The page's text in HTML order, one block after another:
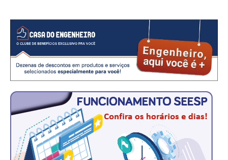
APRESENTAÇÃO
EMPREGO E ESTÁGIO
AUTÔNOMOS E SERVIÇOS
NEWSLETTER
GUIA DAS ENGENHARIAS
CONTATO